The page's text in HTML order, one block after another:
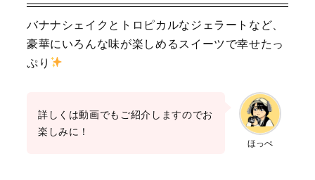
バナナシェイクとトロピカルなジェラートなど、
豪華にいろんな味が楽しめるスイーツで幸せたっ
ぷり
詳しくは動画でもご紹介しますのでお
楽しみに！
ほっぺ